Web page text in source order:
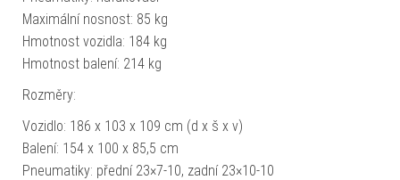
Maximální nosnost: 85 kg
Hmotnost vozidla: 184 kg
Hmotnost balení: 214 kg
Rozměry:
Vozidlo: 186 x 103 x 109 cm (d x š x v)
Balení: 154 x 100 x 85,5 cm
Pneumatiky: přední 23×7-10, zadní 23×10-10